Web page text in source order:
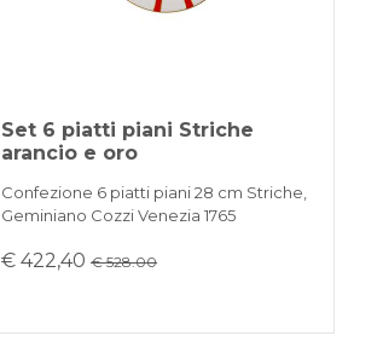
Set 6 piatti piani Striche
arancio e oro
Confezione 6 piatti piani 28 cm Striche,
Geminiano Cozzi Venezia 1765
€ 422,40€ 528.00